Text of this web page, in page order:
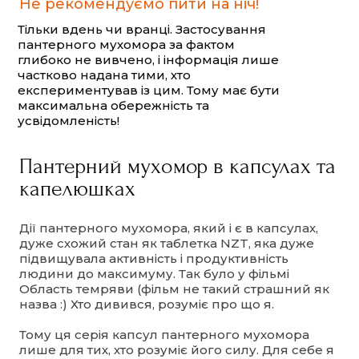
Не рекомендуємо пити на ніч!
Тільки вдень чи вранці. Застосування
пантерного мухомора за фактом
глибоко не вивчено, і інформація лише
частково надана тими, хто
експериментував із цим. Тому має бути
максимальна обережність та
усвідомленість!
Пантерний мухомор в капсулах та
капелюшках
Дії пантерного мухомора, який і є в капсулах,
дуже схожий стан як таблетка NZT, яка дуже
підвищувала активність і продуктивність
людини до максимуму. Так було у фільмі
Область темряви (фільм не такий страшний як
назва :) Хто дивився, розуміє про що я.
Тому ця серія капсул пантерного мухомора
лише для тих, хто розуміє його силу. Для себе я